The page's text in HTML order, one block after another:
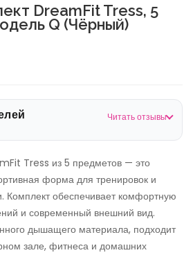
Читать отзывы
DreamFit Tress, 5
Q (чёрный)
Tress из 5 предметов — это
форма для тренировок и
Комплект обеспечивает комфортную
и современный внешний вид.
дышащего материала, подходит
зале, фитнеса и домашних